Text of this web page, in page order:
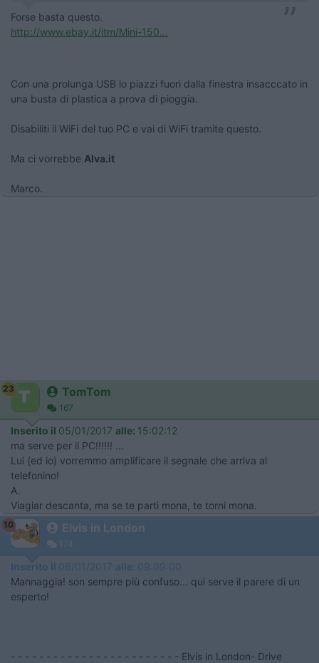
Forse basta questo.
http://www.ebay.it/itm/Mini-150...
Con una prolunga USB lo piazzi fuori dalla finestra insacccato in
una busta di plastica a prova di pioggia.
Disabiliti il WiFi del tuo PC e vai di WiFi tramite questo.
Ma ci vorrebbe Alva.it
Marco.
23 TomTom
167
Inserito il 05/01/2017 alle: 15:02:12
ma serve per il PC!!!!!! ...
Lui (ed io) vorremmo amplificare il segnale che arriva al
telefonino!
A.
Viagiar descanta, ma se te parti mona, te torni mona.
10 Elvis in London
174
Inserito il 06/01/2017 alle: 09:09:00
Mannaggia! son sempre più confuso... qui serve il parere di un
esperto!
- - - - - - - - - - - - - - - - - - - - - - - - Elvis in London- Drive